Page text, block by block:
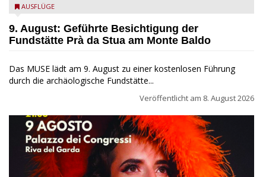
die archäologische Fundstätte Riparo Prà da Stua am Monte
AUSFLÜGE
9. August: Geführte Besichtigung der
Fundstätte Prà da Stua am Monte Baldo
Das MUSE lädt am 9. August zu einer kostenlosen Führung
durch die archäologische Fundstätte...
Veröffentlicht am 8. August 2026